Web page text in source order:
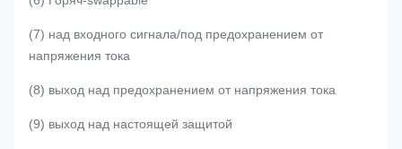
(7) над входного сигнала/под предохранением от
напряжения тока
(8) выход над предохранением от напряжения тока
(9) выход над настоящей защитой